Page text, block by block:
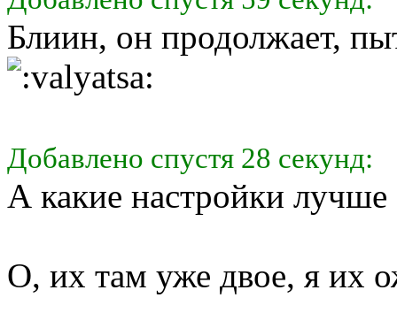
Блиин, он продолжает,
Добавлено спустя 28 секунд:
А какие настройки
О, их там уже двое, я их